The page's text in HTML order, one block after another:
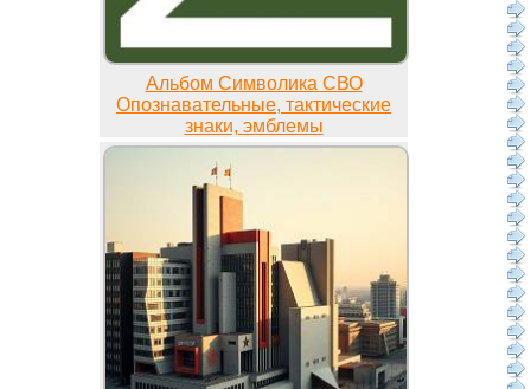
Альбом Символика СВО
Опознавательные, тактические
знаки, эмблемы